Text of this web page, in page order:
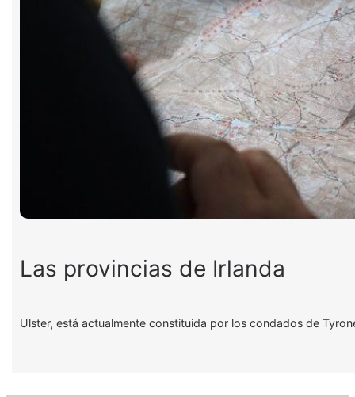
Las provincias de Irlanda
Ulster, está actualmente constituida por los condados de